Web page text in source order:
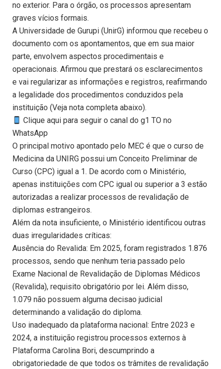
no exterior. Para o órgão, os processos apresentam
graves vícios formais.
A Universidade de Gurupi (UnirG) informou que recebeu o
documento com os apontamentos, que em sua maior
parte, envolvem aspectos procedimentais e
operacionais. Afirmou que prestará os esclarecimentos
e vai regularizar as informações e registros, reafirmando
a legalidade dos procedimentos conduzidos pela
instituição (Veja nota completa abaixo).
Clique aqui para seguir o canal do g1 TO no
WhatsApp
O principal motivo apontado pelo MEC é que o curso de
Medicina da UNIRG possui um Conceito Preliminar de
Curso (CPC) igual a 1. De acordo com o Ministério,
apenas instituições com CPC igual ou superior a 3 estão
autorizadas a realizar processos de revalidação de
diplomas estrangeiros.
Além da nota insuficiente, o Ministério identificou outras
duas irregularidades críticas:
Ausência do Revalida: Em 2025, foram registrados 1.876
processos, sendo que nenhum teria passado pelo
Exame Nacional de Revalidação de Diplomas Médicos
(Revalida), requisito obrigatório por lei. Além disso,
1.079 não possuem alguma decisao judicial
determinando a validação do diploma.
Uso inadequado da plataforma nacional: Entre 2023 e
2024, a instituição registrou processos externos à
Plataforma Carolina Bori, descumprindo a
obrigatoriedade de que todos os trâmites de revalidação